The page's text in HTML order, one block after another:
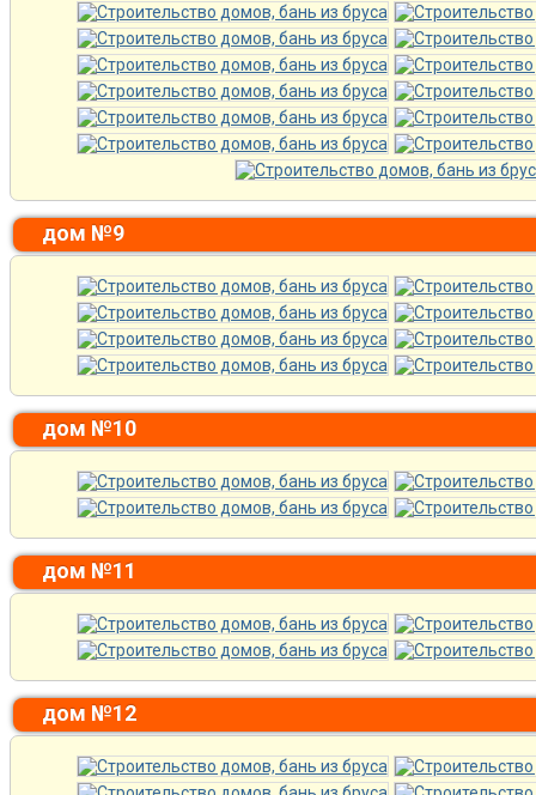
дом №9
дом №10
дом №11
дом №12